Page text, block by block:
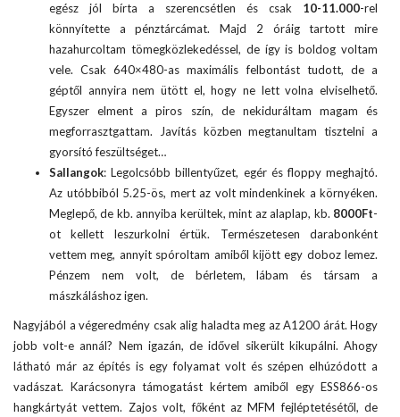
egész jól bírta a szerencsétlen és csak 10-11.000-rel
könnyítette a pénztárcámat. Majd 2 óráig tartott mire
hazahurcoltam tömegközlekedéssel, de így is boldog voltam
vele. Csak 640×480-as maximális felbontást tudott, de a
géptől annyira nem ütött el, hogy ne lett volna elviselhető.
Egyszer elment a piros szín, de nekiduráltam magam és
megforrasztgattam. Javítás közben megtanultam tisztelni a
gyorsító feszültséget…
Sallangok: Legolcsóbb billentyűzet, egér és floppy meghajtó.
Az utóbbiból 5.25-ös, mert az volt mindenkinek a környéken.
Meglepő, de kb. annyiba kerültek, mint az alaplap, kb. 8000Ft-
ot kellett leszurkolni értük. Természetesen darabonként
vettem meg, annyit spóroltam amiből kijött egy doboz lemez.
Pénzem nem volt, de bérletem, lábam és társam a
mászkáláshoz igen.
Nagyjából a végeredmény csak alig haladta meg az A1200 árát. Hogy
jobb volt-e annál? Nem igazán, de idővel sikerült kikupálni. Ahogy
látható már az építés is egy folyamat volt és szépen elhúzódott a
vadászat. Karácsonyra támogatást kértem amiből egy ESS866-os
hangkártyát vettem. Zajos volt, főként az MFM fejléptetésétől, de